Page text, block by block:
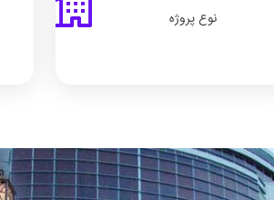
نوع پروژه